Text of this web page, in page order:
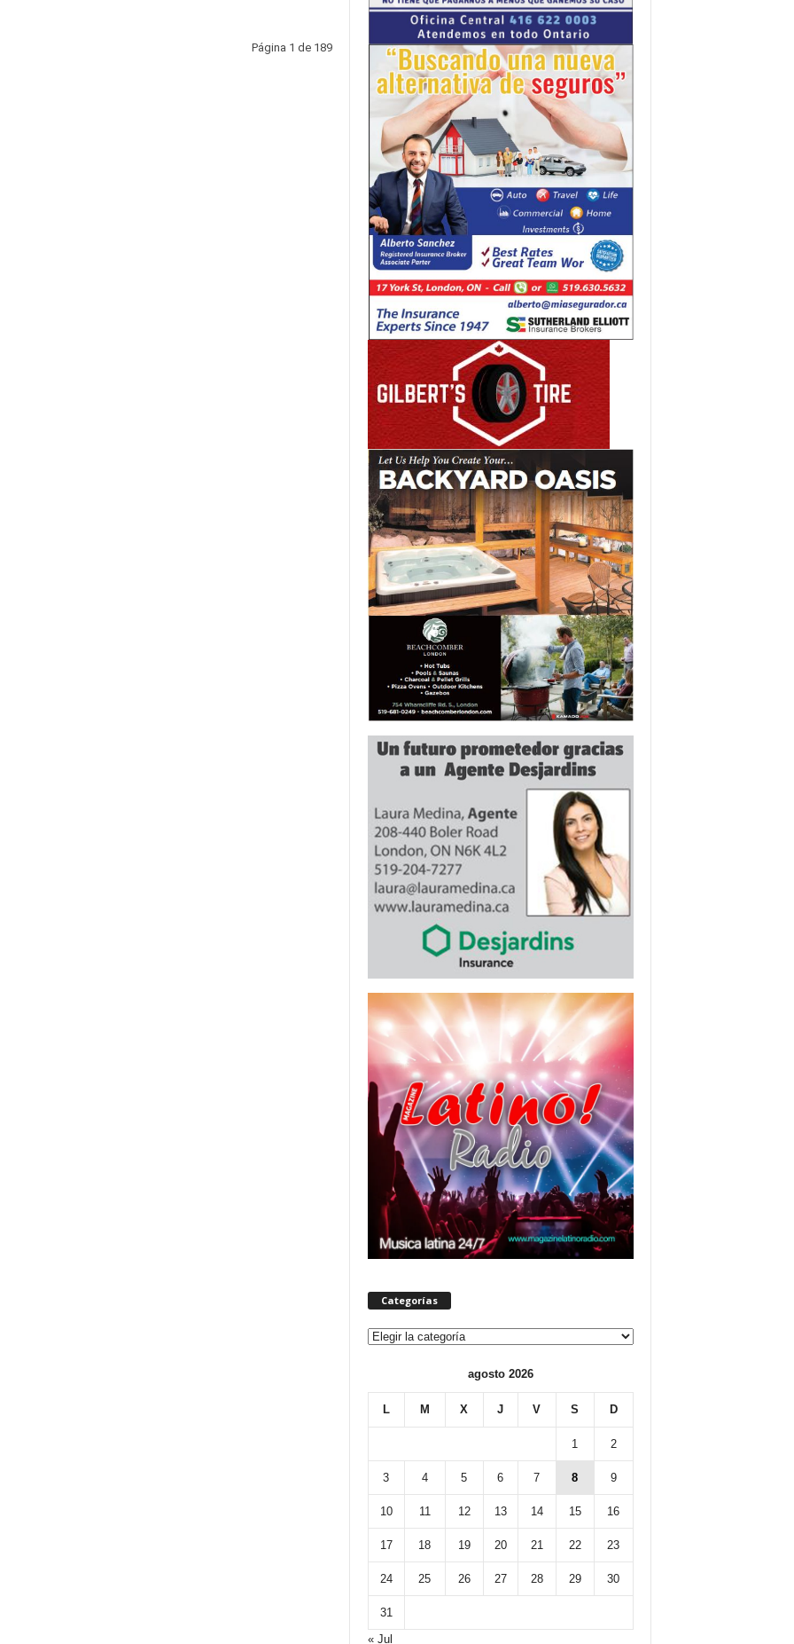
Página 1 de 189
Categorías
Categorías
agosto 2026
L M X J V S D
1 2
3 4 5 6 7 8 9
10 11 12 13 14 15 16
17 18 19 20 21 22 23
24 25 26 27 28 29 30
31
« Jul